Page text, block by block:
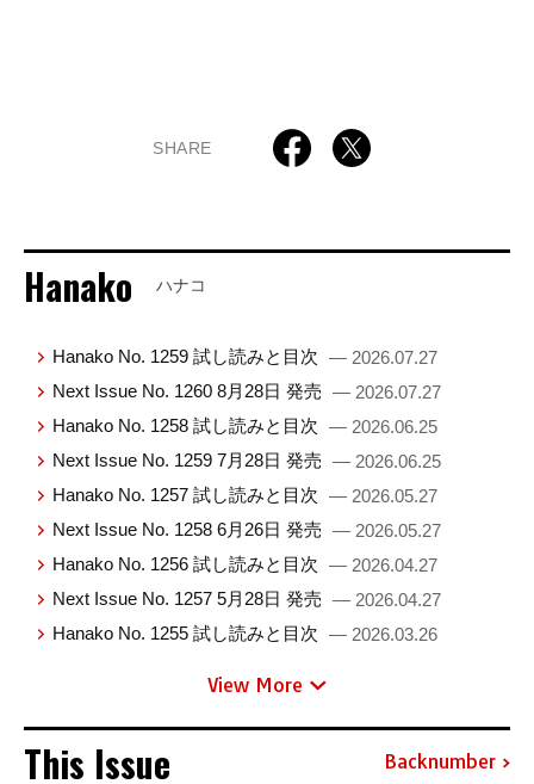
SHARE
Hanako ハナコ
Hanako No. 1259 試し読みと目次 — 2026.07.27
Next Issue No. 1260 8月28日 発売 — 2026.07.27
Hanako No. 1258 試し読みと目次 — 2026.06.25
Next Issue No. 1259 7月28日 発売 — 2026.06.25
Hanako No. 1257 試し読みと目次 — 2026.05.27
Next Issue No. 1258 6月26日 発売 — 2026.05.27
Hanako No. 1256 試し読みと目次 — 2026.04.27
Next Issue No. 1257 5月28日 発売 — 2026.04.27
Hanako No. 1255 試し読みと目次 — 2026.03.26
View More
This Issue Backnumber